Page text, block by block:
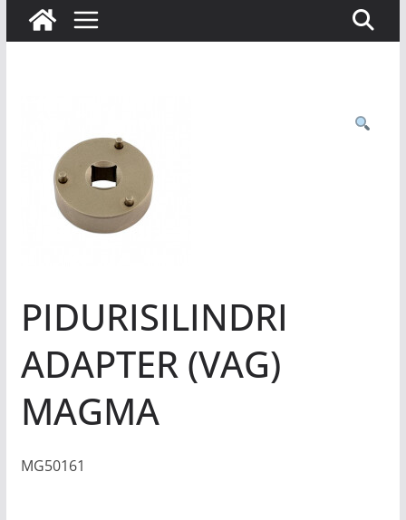
PIDURISILINDRI
ADAPTER (VAG)
MAGMA
MG50161